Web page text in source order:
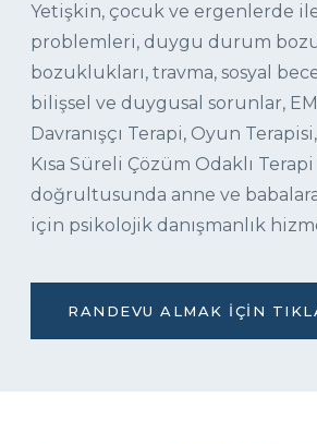
Yetişkin, çocuk ve ergenlerde
problemleri, duygu durum
bozuklukları, travma, sosyal
bilişsel ve duygusal sorunlar,
Davranışçı Terapi, Oyun
Kısa Süreli Çözüm Odaklı
doğrultusunda anne ve
için psikolojik danışmanlık
RANDEVU ALMAK İÇIN